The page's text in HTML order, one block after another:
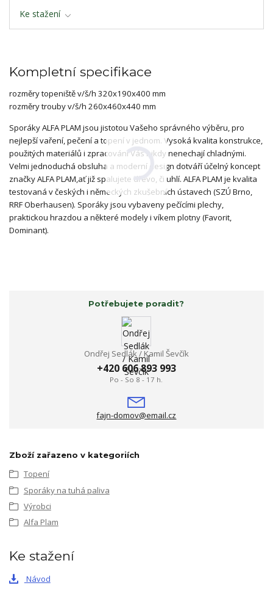
Ke stažení
Kompletní specifikace
rozměry topeniště v/š/h 320x190x400 mm
rozměry trouby v/š/h 260x460x440 mm
Sporáky ALFA PLAM jsou jistotou Vašeho správného výběru, pro
nejlepší vaření, pečení a topení v jednom. Vysoká kvalita konstrukce,
použitých materiálů i zpracování Vás nikdy nenechají chladnými.
Velmi jednoduchá obsluha a moderní design dotváří účelný koncept
značky ALFA PLAM,ať již spalujete dřevo, či uhlí. ALFA PLAM je kvalita
testovaná v českých i německých zkušebních ústavech (SZÚ Brno,
RRF Oberhausen). Sporáky jsou vybaveny pečícími plechy,
praktickou hrazdou a některé modely i víkem plotny (Favorit,
Dominant).
Potřebujete poradit?
Ondřej Sedlák / Kamil Ševčík
+420 606 893 993
Po - So 8 - 17 h.
fajn-domov@email.cz
Zboží zařazeno v kategoriích
Topení
Sporáky na tuhá paliva
Výrobci
Alfa Plam
Ke stažení
Návod